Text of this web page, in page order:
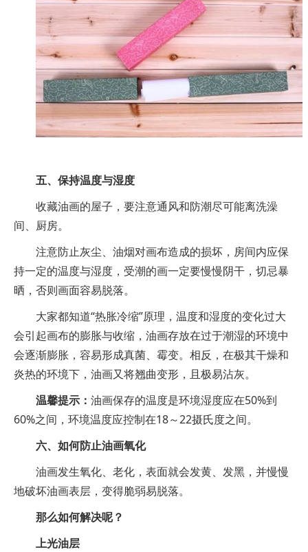
五、保持温度与湿度
收藏油画的屋子，要注意通风和防潮尽可能离洗澡
间、厨房。
注意防止灰尘、油烟对画布造成的损坏，房间内应保
持一定的温度与湿度，受潮的画一定要慢慢阴干，切忌暴
晒，否则画面容易脱落。
大家都知道“热胀冷缩”原理，温度和湿度的变化过大
会引起画布的膨胀与收缩，油画存放在过于潮湿的环境中
会逐渐膨胀，容易形成真菌、霉变。相反，在极其干燥和
炎热的环境下，油画又将翘曲变形，且极易沾灰。
温馨提示： 油画保存的温度是环境湿度应在50%到
60%之间，环境温度应控制在18～22摄氏度之间。
六、如何防止油画氧化
油画发生氧化、老化，表面就会发黄、发黑，并慢慢
地破坏油画表层，变得脆弱易脱落。
那么如何解决呢？
上光油层